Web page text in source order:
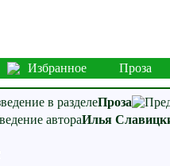
Избранное Проза
Проза
Илья